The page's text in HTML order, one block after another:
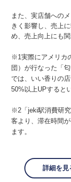
また、実店舗への
きく影響し、売上
め、売上向上にも関
※1実際にアメリカ
団）が行なった「
では、いい香りの
50%以上UPすると
※2「jeki駅消費研
客より、滞在時間
ます。
詳細を見